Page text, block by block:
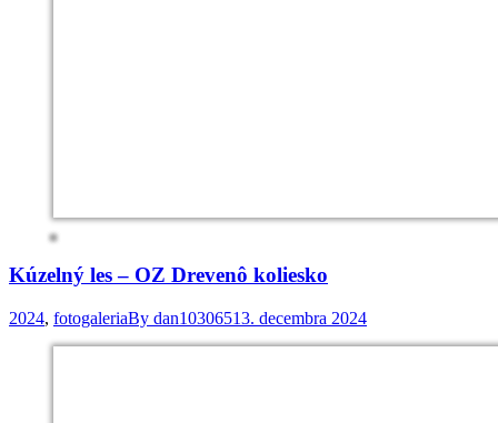
Kúzelný les – OZ Drevenô koliesko
2024, fotogaleriaBy dan10306513. decembra 2024